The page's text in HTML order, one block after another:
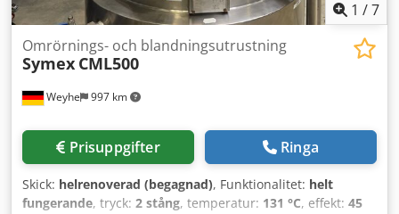
1 /7
Weyhe 997 km
Omrörnings- och blandningsutrustning
Symex CML500
Prisuppgifter Ringa
Skick: helrenoverad (begagnad), Funktionalitet: helt
fungerande, tryck: 2 stång, temperatur: 131 °C, effekt: 45